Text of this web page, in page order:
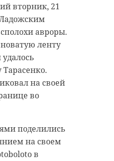
вторник, 21
авроры.
ленту
Тарасенко.
на своей
во
поделились
на своем
в